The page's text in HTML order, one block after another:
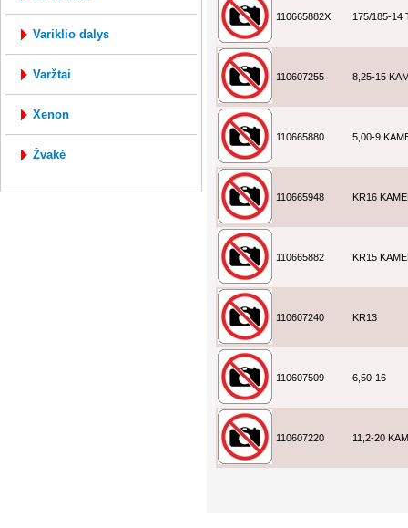
variklio dalys
varžtai
xenon
žvakė
110665882X 175/185-14
110607255 8,25-15
110665880 5,00-9
110665948 KR16
110665882 KR15
110607240 KR13
110607509 6,50-16
110607220 11,2-20